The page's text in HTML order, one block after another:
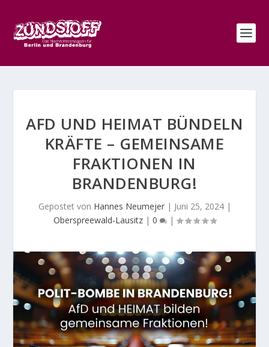
AFD UND HEIMAT BÜNDELN
KRÄFTE – GEMEINSAME
FRAKTIONEN IN
BRANDENBURG!
Gepostet von Hannes Neumejer| Juni 25, 2024|
Oberspreewald-Lausitz| 0 |